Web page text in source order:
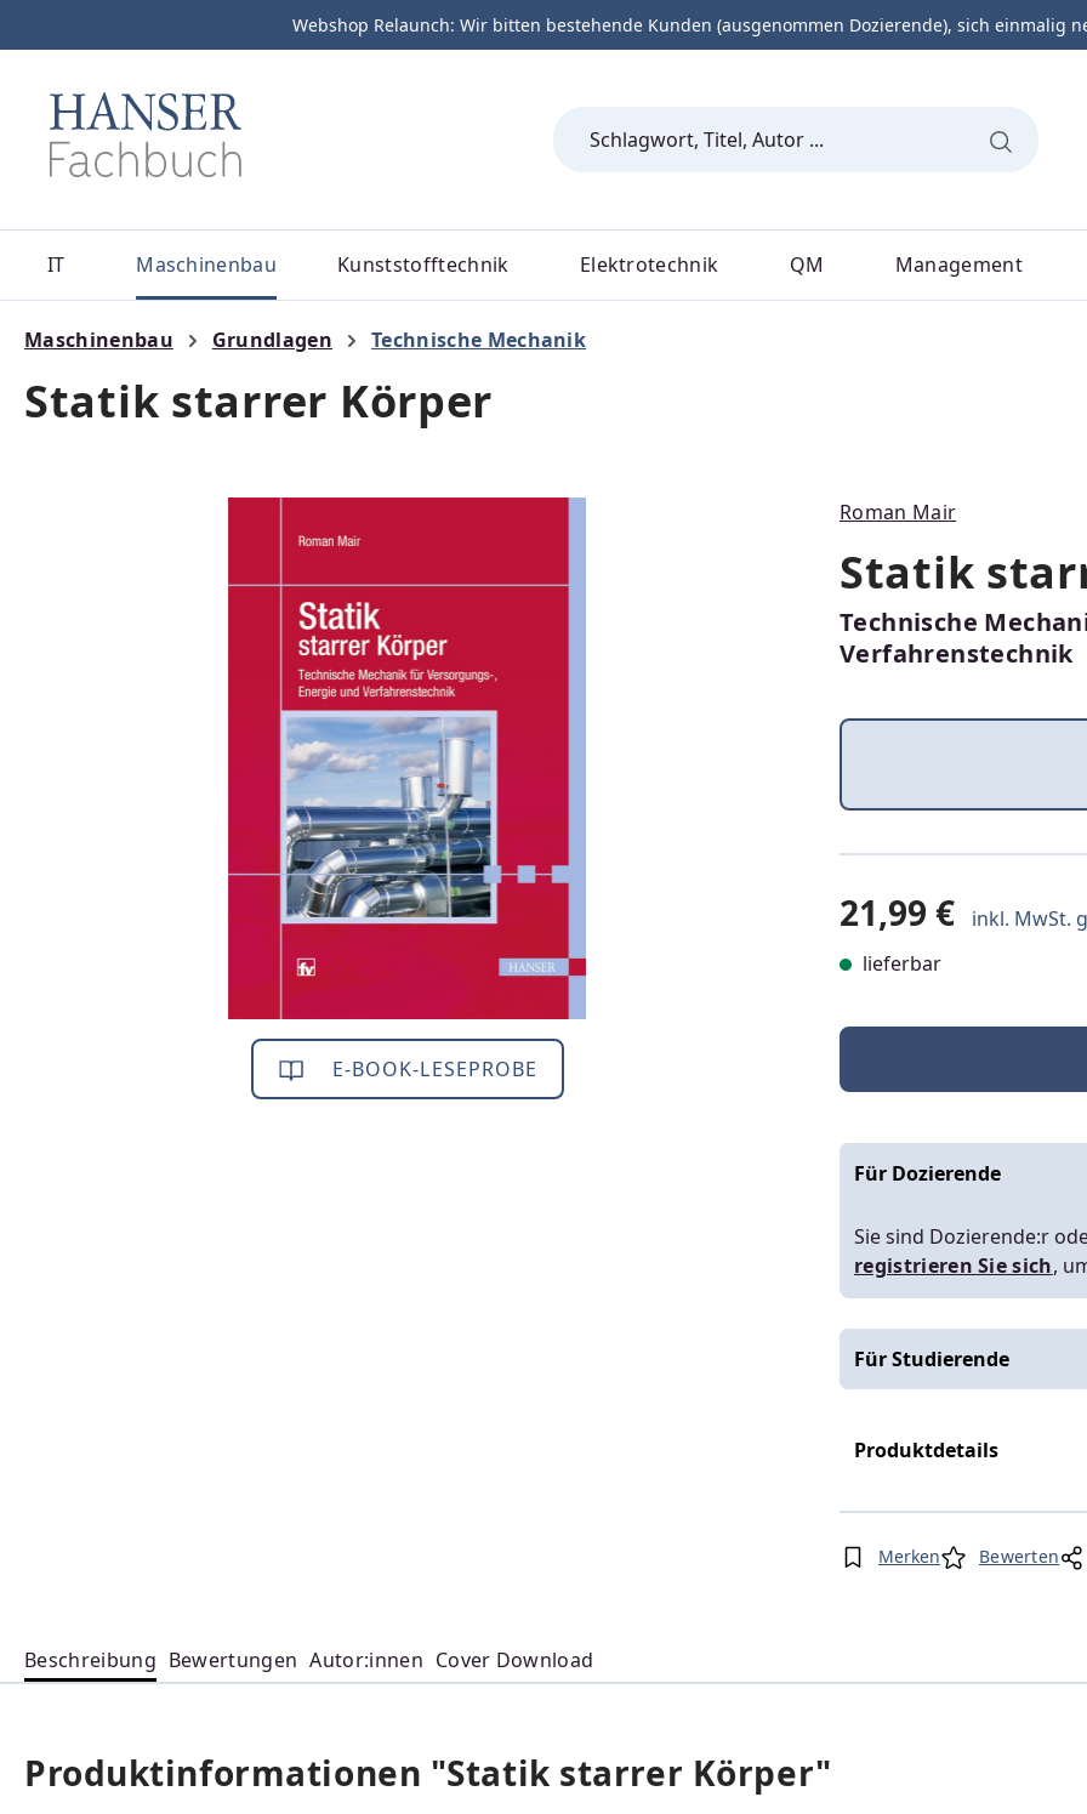
Zur Hauptnavigation springenWebshop Relaunch: Wir bitten bestehende Kunden (ausgenommen Dozierende), sich einmalig
IT Maschinenbau Kunststofftechnik Elektrotechnik QM Management
Maschinenbau Grundlagen Technische Mechanik
Statik starrer Körper
E-BOOK-LESEPROBE
Roman Mair
Statik
Technische
Verfahrenstechnik
21,99 € inkl. MwSt.
lieferbar
Für Dozierende
Sie sind Dozierende:r
registrieren Sie sich,
Für Studierende
Produktdetails
Merken Bewerten
Beschreibung Bewertungen Autor:innen Cover Download
Produktinformationen "Statik starrer Körper"